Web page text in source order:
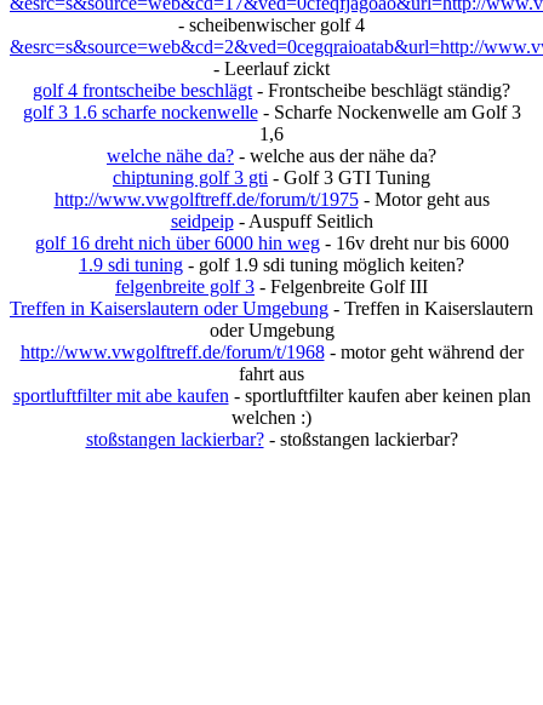
- scheibenwischer golf 4
&esrc=s&source=web&cd=2&ved=0cegqraioatab&url=http://
- Leerlauf zickt
golf 4 frontscheibe beschlägt - Frontscheibe beschlägt ständig?
golf 3 1.6 scharfe nockenwelle- Scharfe Nockenwelle am Golf 3
1,6
welche nähe da? - welche aus der nähe da?
chiptuning golf 3 gti - Golf 3 GTI Tuning
http://www.vwgolftreff.de/forum/t/1975- Motor geht aus
seidpeip- Auspuff Seitlich
golf 16 dreht nich über 6000 hin weg- 16v dreht nur bis 6000
1.9 sdi tuning - golf 1.9 sdi tuning möglich keiten?
felgenbreite golf 3 - Felgenbreite Golf III
Treffen in Kaiserslautern oder Umgebung - Treffen in Kaiserslautern
oder Umgebung
http://www.vwgolftreff.de/forum/t/1968- motor geht während der
fahrt aus
sportluftfilter mit abe kaufen - sportluftfilter kaufen aber keinen plan
welchen :)
stoßstangen lackierbar?- stoßstangen lackierbar?